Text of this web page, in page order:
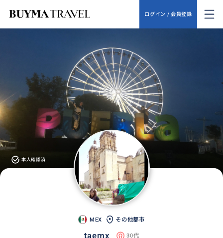
ログイン / 会員登録
本人確認済
MEX その他都市
taemx 30代